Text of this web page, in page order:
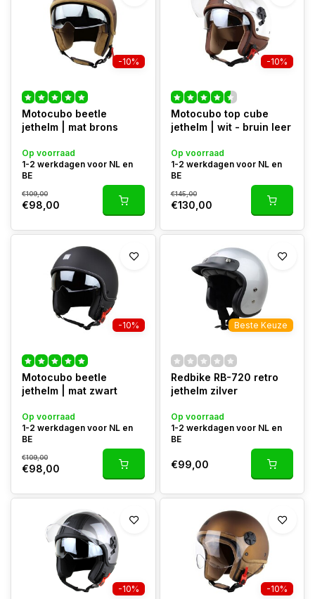
-10%
Motocubo beetle
jethelm | mat brons
Op voorraad
1-2 werkdagen voor NL en
BE
€109,00
€98,00
-10%
Motocubo top cube
jethelm | wit - bruin leer
Op voorraad
1-2 werkdagen voor NL en
BE
€145,00
€130,00
-10%
Motocubo beetle
jethelm | mat zwart
Op voorraad
1-2 werkdagen voor NL en
BE
€109,00
€98,00
Beste Keuze
Redbike RB-720 retro
jethelm zilver
Op voorraad
1-2 werkdagen voor NL en
BE
€99,00
-10% -10%